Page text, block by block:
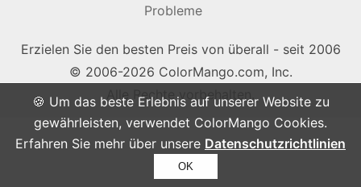
🍪 Um das beste Erlebnis auf unserer Website zu
gewährleisten, verwendet ColorMango Cookies.
Erfahren Sie mehr über unsere Datenschutzrichtlinien
OK
Probleme
Erzielen Sie den besten Preis von überall - seit 2006
© 2006-2026 ColorMango.com, Inc.
Alle Rechte vorbehalten.